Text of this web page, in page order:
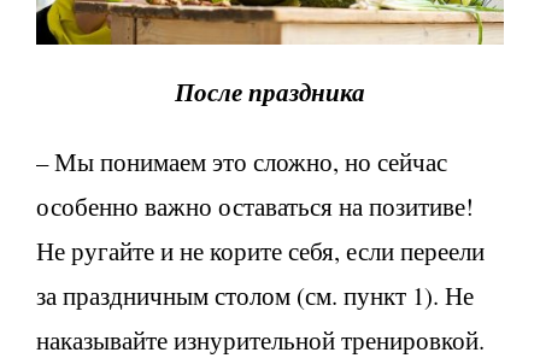
После праздника
– Мы понимаем это сложно, но сейчас
особенно важно оставаться на позитиве!
Не ругайте и не корите себя, если переели
за праздничным столом (см. пункт 1). Не
наказывайте изнурительной тренировкой.